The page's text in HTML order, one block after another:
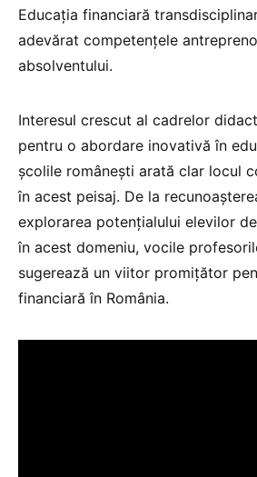
Educația financiară
adevărat competențele
absolventului.
Interesul crescut al cadrelor
pentru o abordare inovativă în
școlile românești arată clar locul
în acest peisaj. De la
explorarea potențialului elevilor
în acest domeniu, vocile
sugerează un viitor promițător
financiară în România.